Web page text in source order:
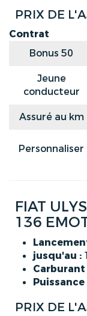
PRIX DE
Contrat
Bonus 50
Jeune
conducteur
Assuré au km
Personnaliser
FIAT
136
jusqu'au :
Carburant
PRIX DE